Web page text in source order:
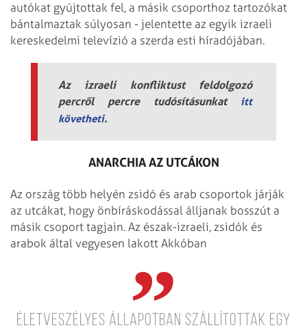
autókat gyújtottak fel, a másik csoporthoz tartozókat
bántalmaztak súlyosan - jelentette az egyik izraeli
kereskedelmi televízió a szerda esti híradójában.
Az izraeli konfliktust feldolgozó
percről percre tudósításunkat itt
követheti.
ANARCHIA AZ UTCÁKON
Az ország több helyén zsidó és arab csoportok járják
az utcákat, hogy önbíráskodással álljanak bosszút a
másik csoport tagjain. Az észak-izraeli, zsidók és
arabok által vegyesen lakott Akkóban
életveszélyes állapotban szállítottak egy